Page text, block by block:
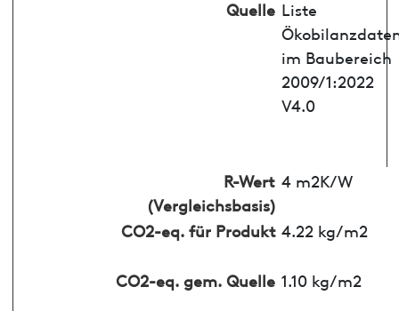
Quelle Liste
im Baubereich
2009/1:2022
V4.0
R-Wert
(Vergleichsbasis)
4 m2K/W
CO2-eq. für Produkt 4.22 kg/m2
CO2-eq. gem. Quelle 1.10 kg/m2